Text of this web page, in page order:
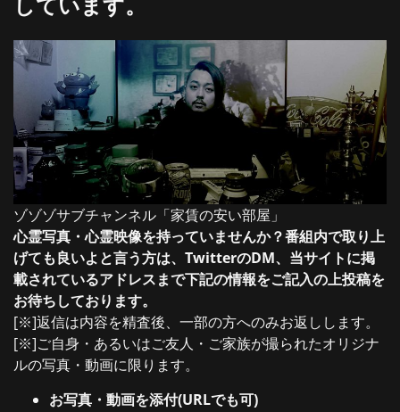
しています。
ゾゾゾサブチャンネル「家賃の安い部屋」
心霊写真・心霊映像を持っていませんか？番組内で取り上
げても良いよと言う方は、TwitterのDM、当サイトに掲
載されているアドレスまで下記の情報をご記入の上投稿を
お待ちしております。
[※]返信は内容を精査後、一部の方へのみお返しします。
[※]ご自身・あるいはご友人・ご家族が撮られたオリジナ
ルの写真・動画に限ります。
お写真・動画を添付(URLでも可)